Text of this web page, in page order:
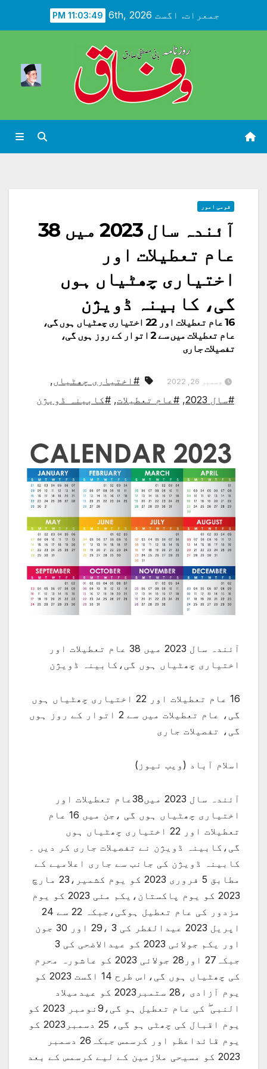
جمعرات. اگست 6th, 2026 11:03:51 PM
قومی امور
آئندہ سال 2023 میں 38
عام تعطیلات اور
اختیاری چھٹیاں ہوں
گی، کابینہ ڈویژن
16 عام تعطیلات اور 22 اختیاری چھٹیاں ہوں گی،
عام تعطیلات میں سے 2 اتوار کے روز ہوں گی،
تفصیلات جاری
دسمبر 26, 2022 #اختیاری چھٹیاں,
#سال 2023
, #عام تعطیلات, #کابینہ ڈویژن
آئندہ سال 2023 میں 38 عام تعطیلات اور
اختیاری چھٹیاں ہوں گی،کابینہ ڈویژن
16 عام تعطیلات اور 22 اختیاری چھٹیاں ہوں
گی، عام تعطیلات میں سے 2 اتوار کے روز ہوں
گی، تفصیلات جاری
اسلام آباد (ویب نیوز)
آئندہ سال 2023 میں38عام تعطیلات اور
اختیاری چھٹیاں ہوں گی ،جن میں 16 عام
تعطیلات اور 22 اختیاری چھٹیاں ہوں
گی،کابینہ ڈویژن نے تفصیلات جاری کر دیں ۔
کابینہ ڈویژن کی جانب سے جاری اعلامیے کے
مطابق 5 فروری 2023 کو یوم کشمیر،23 مارچ
2023 کو یوم پاکستان،یکم مئی 2023 کو یوم
مزدور کی عام تعطیل ہوگی،جبکہ 22 سے 24
اپریل 2023 عیدالفطر کی 3 ،29 اور 30 جون
اور یکم جولائی 2023 کو عیدالاضحی کی 3
جبکہ27 اور28 جولائی 2023 کو عاشورہ محرم
کی چھٹیاں ہوں گی،اس طرح 14 اگست 2023 کو
یوم آزادی ،28 ستمبر2023 کو عیدمیلاد
النبی ۖ کی عام تعطیل ہو گی،9نومبر 2023 کو
یوم اقبال کی چھٹی ہو گی، 25 دسمبر2023 کو
یوم قائداعظم اور کرسمس جبکہ26 دسمبر
2023 کو مسیحی ملازمین کے لیے کرسمس کے بعد